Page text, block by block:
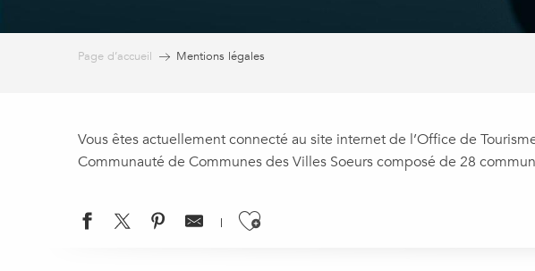
Page d’accueil Mentions légales
Vous êtes actuellement connecté au site internet de l’Office de
Communauté de Communes des Villes Soeurs composé de 28
Ajouter aux favoris